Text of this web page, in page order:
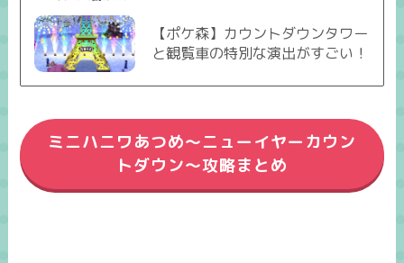
【ポケ森】カウントダウンタワー
と観覧車の特別な演出がすごい！
ミニハニワあつめ～ニューイヤーカウン
トダウン～攻略まとめ